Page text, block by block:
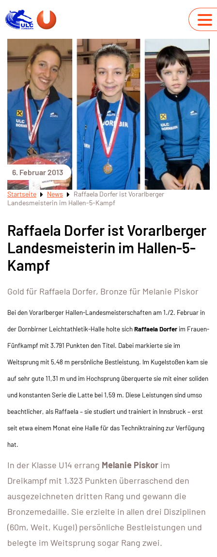
6. Februar 2013
Startseite News
Raffaela Dorfer ist Vorarlberger
Landesmeisterin im Hallen-5-Kampf
Raffaela Dorfer ist Vorarlberger
Landesmeisterin im Hallen-5-
Kampf
Gold für Raffaela Dorfer, Bronze für Melanie Piskor
Bei den Vorarlberger Hallen-Landesmeisterschaften am 1./2. Februar in
der Dornbirner Leichtathletik-Halle holte sichRaffaela Dorfer im Frauen-
Fünfkampf mit 3.791 Punkten den Titel. Dabei markierte sie im
Weitsprung mit 5,48 m persönliche Bestleistung. Im Kugelstoßen kam sie
auf sehr gute 11,31 m und im Hochsprung überquerte sie mit einer soliden
und konstanten Serie die Latte bei 1,59 m. Diese Leistungen sind umso
beachtlicher, als Raffaela – sie studiert und trainiert in Innsbruck – erst
seit etwa einem Monat eine Halle für das Techniktraining zur Verfügung
hat.
In der Klasse U14 errang Melanie Piskor im
Dreikampf mit 1.323 Punkten überraschend den
ausgezeichneten dritten Rang und gewann die
Bronzemedaille. Sie erzielte in allen drei Disziplinen
(60m, Weit, Kugel) persönliche Bestleistungen und
belegte im Weitsprung sogar Rang zwei.